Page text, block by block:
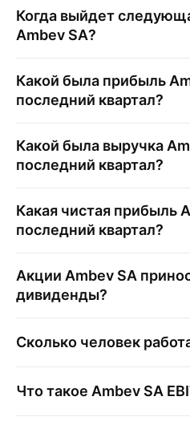
Когда выйдет
Ambev SA?
Какой была прибыль
последний квартал?
Какой была выручка
последний квартал?
Какая чистая прибыль
последний квартал?
Акции Ambev SA
дивиденды?
Сколько человек
Что такое Ambev SA